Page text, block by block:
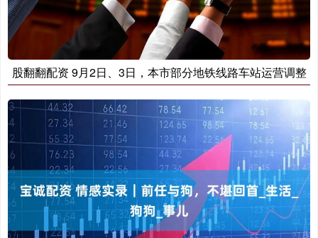
股翻翻配资 9月2日、3日，本市部分地铁线路车站运营调整